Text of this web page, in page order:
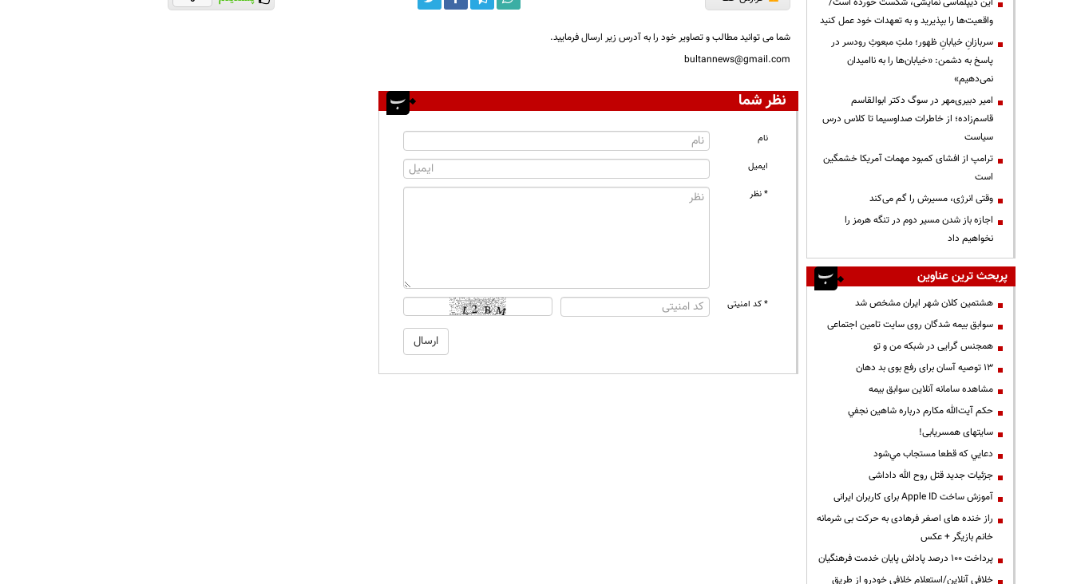
شما می توانید مطالب و تصاویر خود را به آدرس زیر ارسال فرمایید.
bultannews@gmail.com
نظر شما
نام
ایمیل
* نظر
* کد امنیتی
واقعیت‌ها را بپذیرید و به تعهدات خود عمل کنید
سربازانِ خیابانِ ظهور؛ ملتِ مبعوثِ رودسر در
پاسخ به دشمن: «خیابان‌ها را به ناامیدان
نمی‌دهیم»
امیر دبیری‌مهر در سوگ دکتر ابوالقاسم
قاسم‌زاده؛ از خاطرات صداوسیما تا کلاس درس
سیاست
ترامپ از افشای کمبود مهمات آمریکا خشمگین
است
وقتی انرژی، مسیرش را گم می‌کند
اجازه باز شدن مسیر دوم در تنگه هرمز را
نخواهیم داد
پربحث ترین عناوین
هشتمین کلان شهر ایران مشخص شد
سوابق بیمه شدگان روی سایت تامین اجتماعی
همجنس گرایی در شبکه من و تو
13 توصیه آسان برای رفع بوی بد دهان
مشاهده سامانه آنلاين سوابق بیمه
حكم آيت‌الله مكارم درباره شاهين نجفي
سایتهای همسریابی!
دعايي كه قطعا مستجاب مي‌شود
جزئیات جدید قتل روح الله داداشی
آموزش ساخت Apple ID برای کاربران ایرانی
راز خنده های اصغر فرهادی به حرکت بی شرمانه
خانم بازیگر + عکس
پرداخت ۱۰۰ درصد پاداش پایان خدمت فرهنگیان
خلافی آنلاین/استعلام خلافی خودرو از طریق